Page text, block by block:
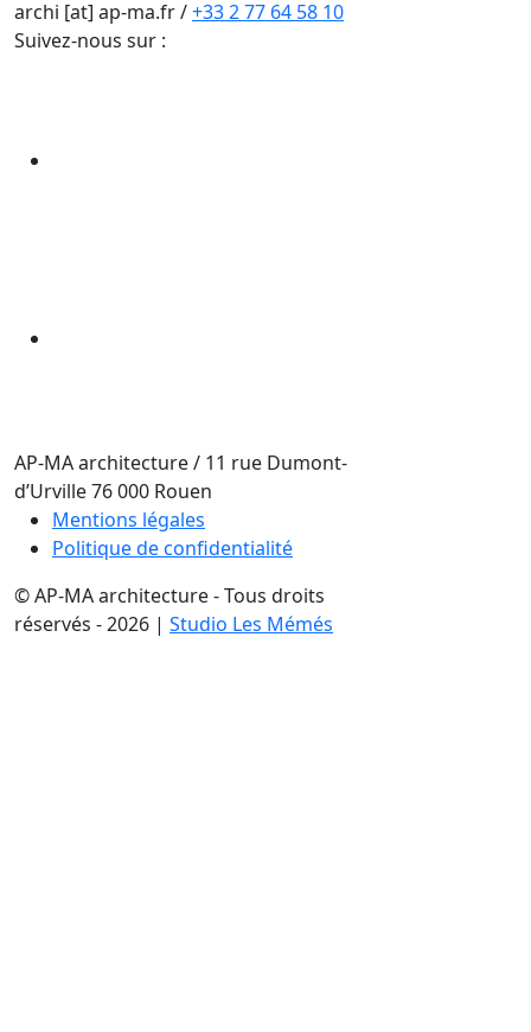
archi [at] ap-ma.fr/+33 2 77 64 58 10
Suivez-nous sur :
AP-MA architecture/ 11 rue Dumont-
d’Urville76 000 Rouen
Mentions légales
Politique de confidentialité
© AP-MA architecture - Tous droits
réservés - 2026 | Studio Les Mémés